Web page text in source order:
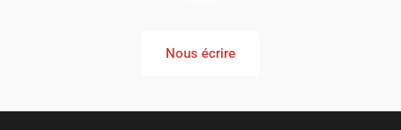
Nous écrire